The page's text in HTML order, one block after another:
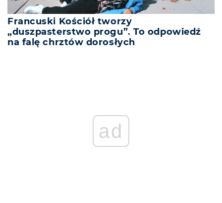
Francuski Kościół tworzy
„duszpasterstwo progu”. To odpowiedź
na falę chrztów dorosłych
ad